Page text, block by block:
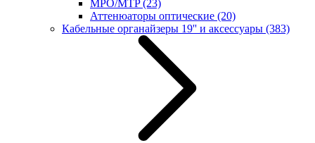
MPO/MTP(23)
Аттенюаторы оптические (20)
Кабельные органайзеры 19'' и аксессуары (383)